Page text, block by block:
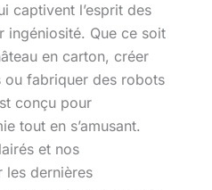
captivent l’esprit des
ingéniosité. Que ce soit
en carton, créer
ou fabriquer des robots
conçu pour
tout en s’amusant.
et nos
les dernières